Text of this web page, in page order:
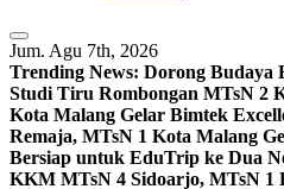
Jum. Agu 7th, 2026
Trending News: Dorong Budaya
Studi Tiru Rombongan MTsN 2
Kota Malang Gelar Bimtek
Remaja, MTsN 1 Kota Malang
Bersiap untuk EduTrip ke Dua
KKM MTsN 4 Sidoarjo, MTsN 1